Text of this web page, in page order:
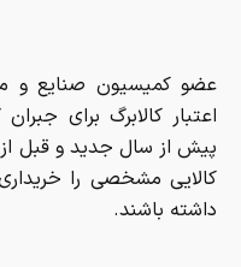
عضو کمیسیون صنایع و
اعتبار کالابرگ برای
پیش از سال جدید و قبل از
کالایی مشخصی را
داشته باشند.